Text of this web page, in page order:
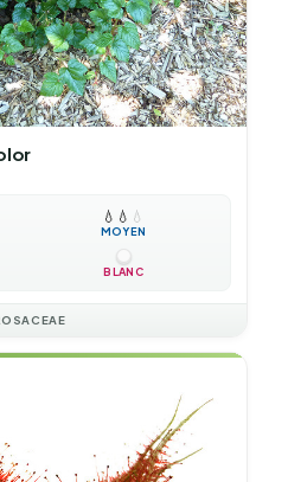
💧 💧 💧
MOYEN
BLANC